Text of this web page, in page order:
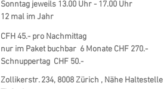
Sonntag jeweils 13.00 Uhr - 17.00 Uhr
12 mal im Jahr
CFH 45.- pro Nachmittag
nur im Paket buchbar 6 Monate CHF 270.-
Schnuppertag CHF 50.-
Zollikerstr. 234, 8008 Zürich , Nähe Haltestelle